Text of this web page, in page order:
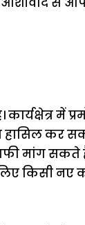
में
हासिल कर
मांग सकते
किसी नए